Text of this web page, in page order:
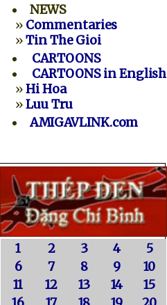
NEWS
» Commentaries
»Tin The Gioi
CARTOONS
CARTOONS in English
»Hi Hoa
»Luu Tru
AMIGAVLINK.com
1 2 3 4
5
6
7 8 9
10
11
12 13 14
15